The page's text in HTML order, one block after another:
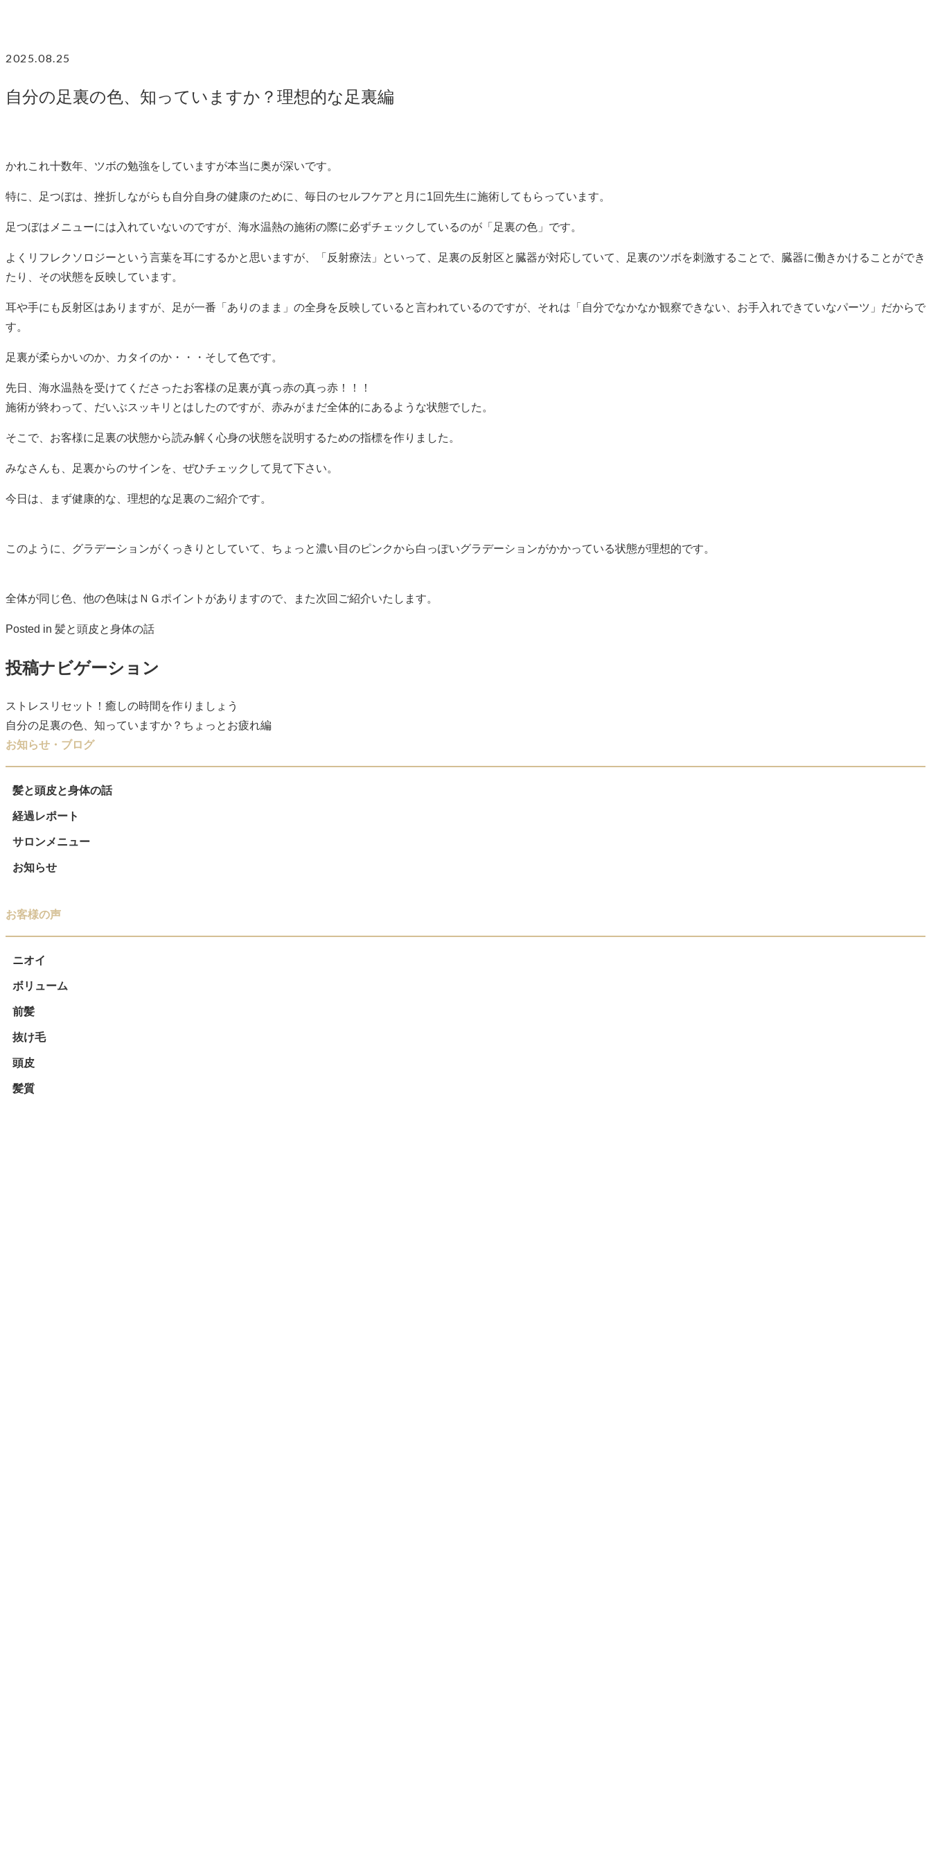
2025.08.25
自分の足裏の色、知っていますか？理想的な足裏編
かれこれ十数年、ツボの勉強をしていますが本当に奥が深いです。
特に、足つぼは、挫折しながらも自分自身の健康のために、毎日のセルフケアと月に1回先生に施術してもらっています。
足つぼはメニューには入れていないのですが、海水温熱の施術の際に必ずチェックしているのが「足裏の色」です。
よくリフレクソロジーという言葉を耳にするかと思いますが、「反射療法」といって、足裏の反射区と臓器が対応していて、足裏のツボを刺激することで、臓器に働きかけることができ
たり、その状態を反映しています。
耳や手にも反射区はありますが、足が一番「ありのまま」の全身を反映していると言われているのですが、それは「自分でなかなか観察できない、お手入れできていなパーツ」だからで
す。
足裏が柔らかいのか、カタイのか・・・そして色です。
先日、海水温熱を受けてくださったお客様の足裏が真っ赤の真っ赤！！！
施術が終わって、だいぶスッキリとはしたのですが、赤みがまだ全体的にあるような状態でした。
そこで、お客様に足裏の状態から読み解く心身の状態を説明するための指標を作りました。
みなさんも、足裏からのサインを、ぜひチェックして見て下さい。
今日は、まず健康的な、理想的な足裏のご紹介です。
このように、グラデーションがくっきりとしていて、ちょっと濃い目のピンクから白っぽいグラデーションがかかっている状態が理想的です。
全体が同じ色、他の色味はＮＧポイントがありますので、また次回ご紹介いたします。
Posted in 髪と頭皮と身体の話
投稿ナビゲーション
ストレスリセット！癒しの時間を作りましょう
自分の足裏の色、知っていますか？ちょっとお疲れ編
お知らせ・ブログ
髪と頭皮と身体の話
経過レポート
サロンメニュー
お知らせ
お客様の声
ニオイ
ボリューム
前髪
抜け毛
頭皮
髪質